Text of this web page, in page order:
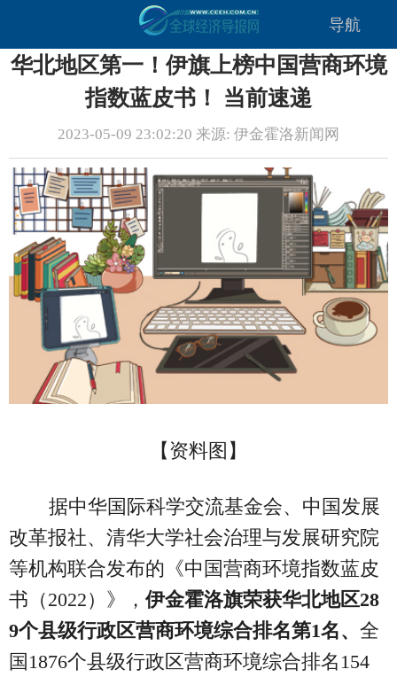
导航
华北地区第一！伊旗上榜中国营商环境
指数蓝皮书！ 当前速递
2023-05-09 23:02:20 来源: 伊金霍洛新闻网
【资料图】
据中华国际科学交流基金会、中国发展
改革报社、清华大学社会治理与发展研究院
等机构联合发布的《中国营商环境指数蓝皮
书（2022）》， 伊金霍洛旗荣获华北地区28
9个县级行政区营商环境综合排名第1名、 全
国1876个县级行政区营商环境综合排名154